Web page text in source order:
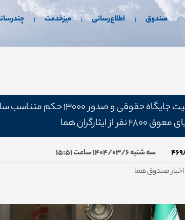
صندوق اطلاع‌رسانی میزخدمت
تثبیت جایگاه حقوقی
۲۸۰۰ نفر از ایثارگران هما
سه شنبه ۱۴۰۴/۰۳/۶ ساعت ۱۵:۵۱
اخبار صندوق هما